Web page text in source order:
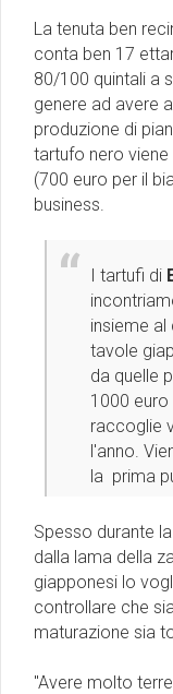
La tenuta ben
conta ben 17
80/100 quintali a
genere ad avere
produzione di
tartufo nero
(700 euro per il
business.
I tartufi di
insieme al
tavole
da quelle
1000
raccoglie
l'anno.
la prima
Spesso durante
dalla lama della
giapponesi lo
controllare che
maturazione sia
"Avere molto